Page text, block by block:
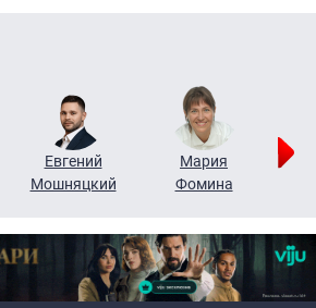
Евгений
Мошняцкий
Мария
Фомина